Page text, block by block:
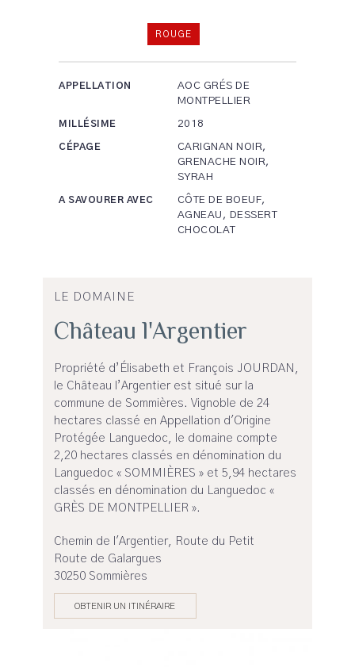
ROUGE
APPELLATION
AOC GRÉS DE
MONTPELLIER
MILLÉSIME 2018
CÉPAGE
CARIGNAN NOIR,
GRENACHE NOIR,
SYRAH
A SAVOURER AVEC
CÔTE DE BOEUF,
AGNEAU, DESSERT
CHOCOLAT
LE DOMAINE
Château l'Argentier
Propriété d’Élisabeth et François JOURDAN,
le Château l’Argentier est situé sur la
commune de Sommières. Vignoble de 24
hectares classé en Appellation d'Origine
Protégée Languedoc, le domaine compte
2,20 hectares classés en dénomination du
Languedoc « SOMMIÈRES » et 5,94 hectares
classés en dénomination du Languedoc «
GRÈS DE MONTPELLIER ».
Chemin de l'Argentier, Route du Petit
Route de Galargues
30250 Sommières
OBTENIR UN ITINÉRAIRE